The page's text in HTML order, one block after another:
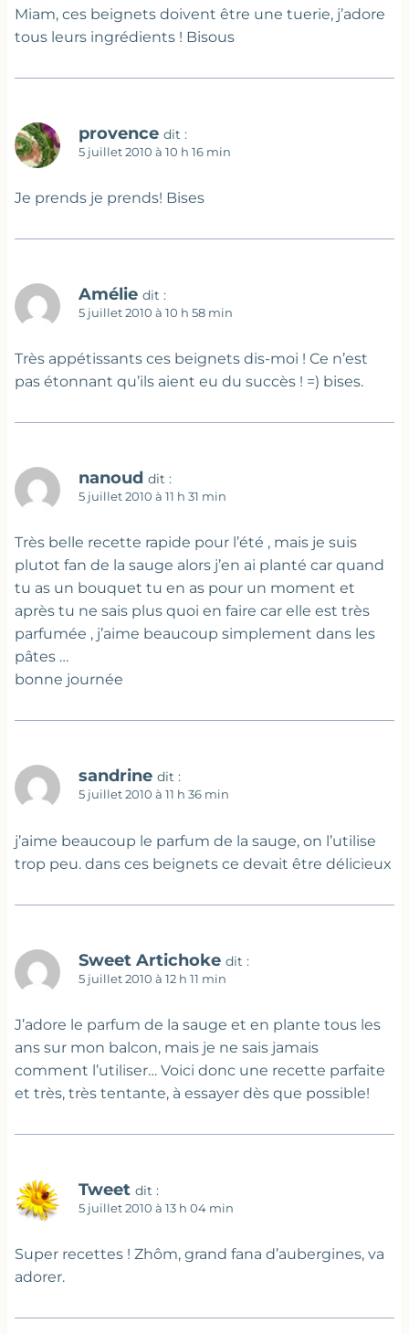
Miam, ces beignets doivent être une tuerie, j’adore
tous leurs ingrédients ! Bisous
provence dit :
5 juillet 2010 à 10 h 16 min
Je prends je prends! Bises
Amélie dit :
5 juillet 2010 à 10 h 58 min
Très appétissants ces beignets dis-moi ! Ce n’est
pas étonnant qu’ils aient eu du succès ! =) bises.
nanoud dit :
5 juillet 2010 à 11 h 31 min
Très belle recette rapide pour l’été , mais je suis
plutot fan de la sauge alors j’en ai planté car quand
tu as un bouquet tu en as pour un moment et
après tu ne sais plus quoi en faire car elle est très
parfumée , j’aime beaucoup simplement dans les
pâtes …
bonne journée
sandrine dit :
5 juillet 2010 à 11 h 36 min
j’aime beaucoup le parfum de la sauge, on l’utilise
trop peu. dans ces beignets ce devait être délicieux
Sweet Artichoke dit :
5 juillet 2010 à 12 h 11 min
J’adore le parfum de la sauge et en plante tous les
ans sur mon balcon, mais je ne sais jamais
comment l’utiliser… Voici donc une recette parfaite
et très, très tentante, à essayer dès que possible!
Tweet dit :
5 juillet 2010 à 13 h 04 min
Super recettes ! Zhôm, grand fana d’aubergines, va
adorer.